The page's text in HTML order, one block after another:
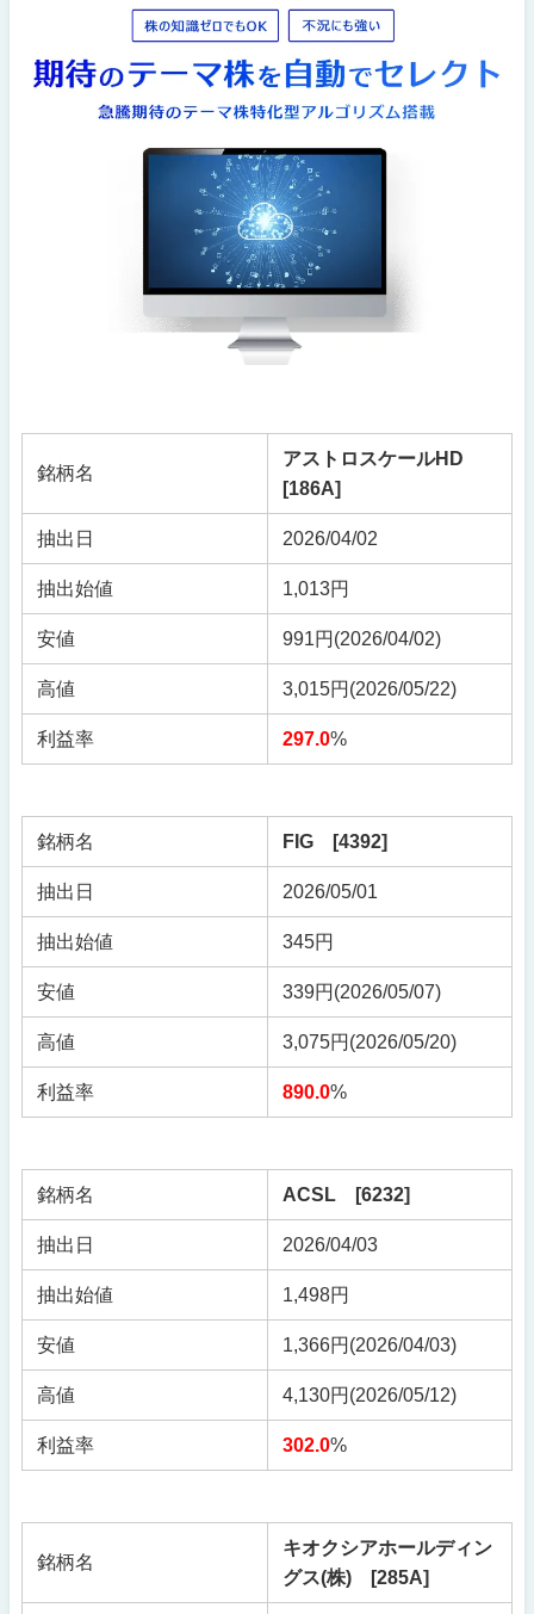
銘柄名
アストロスケールHD
[186A]
抽出日 2026/04/02
抽出始値 1,013円
安値 991円(2026/04/02)
高値 3,015円(2026/05/22)
利益率 297.0%
銘柄名 FIG [4392]
抽出日 2026/05/01
抽出始値 345円
安値 339円(2026/05/07)
高値 3,075円(2026/05/20)
利益率 890.0%
銘柄名 ACSL [6232]
抽出日 2026/04/03
抽出始値 1,498円
安値 1,366円(2026/04/03)
高値 4,130円(2026/05/12)
利益率 302.0%
銘柄名
キオクシアホールディン
グス(株) [285A]